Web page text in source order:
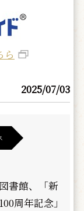
ら
2025/07/03
書館、「新
周年記念」